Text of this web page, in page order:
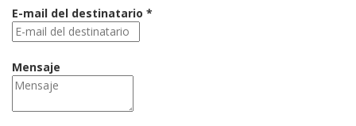
E-mail del destinatario *
Mensaje